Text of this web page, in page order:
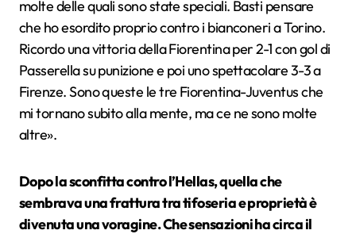
molte delle quali sono state speciali. Basti pensare
che ho esordito proprio contro i bianconeri a Torino.
Ricordo una vittoria della Fiorentina per 2-1 con gol di
Passerella su punizione e poi uno spettacolare 3-3 a
Firenze. Sono queste le tre Fiorentina-Juventus che
mi tornano subito alla mente, ma ce ne sono molte
altre».
Dopo la sconfitta contro l’Hellas, quella che
sembrava una frattura tra tifoseria e proprietà è
divenuta una voragine. Che sensazioni ha circa il